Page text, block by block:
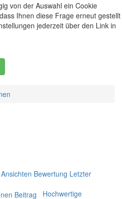
von der Auswahl ein Cookie
Ihnen diese Frage erneut gestellt
jederzeit über den Link in
Ansichten Bewertung Letzter
Hochwertige